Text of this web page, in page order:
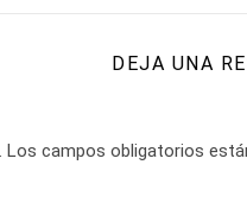
DEJA UNA
Los campos obligatorios